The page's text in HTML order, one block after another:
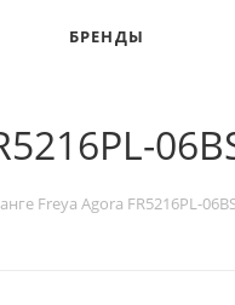
БРЕНДЫ
Freya Agora FR5216PL-